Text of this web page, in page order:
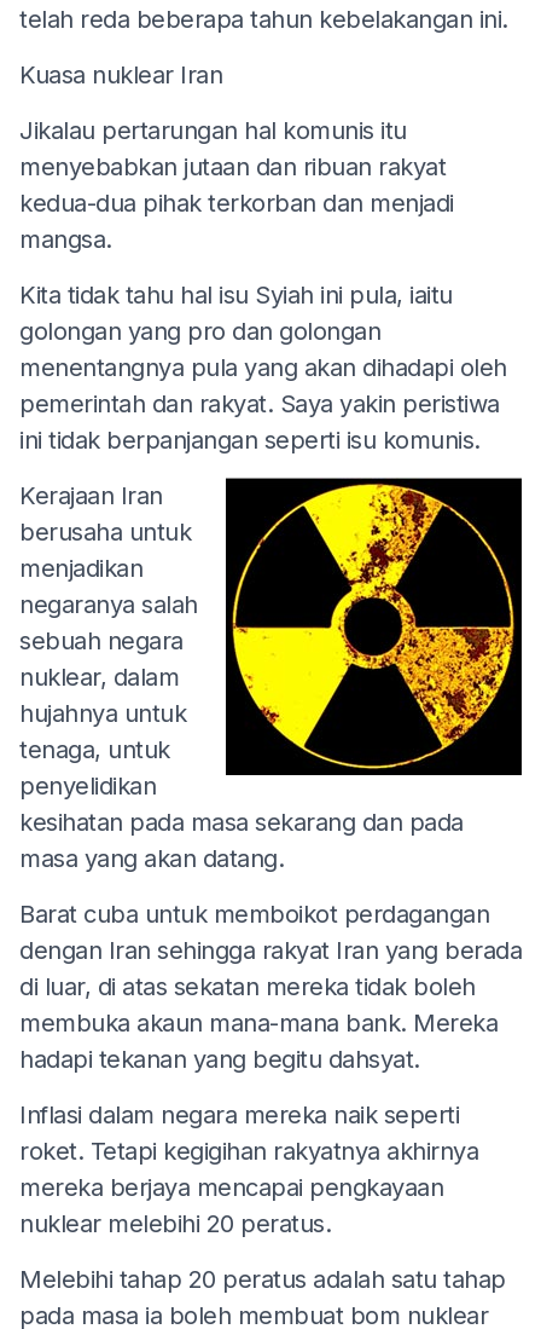
telah reda beberapa tahun kebelakangan ini.
Kuasa nuklear Iran
Jikalau pertarungan hal komunis itu
menyebabkan jutaan dan ribuan rakyat
kedua-dua pihak terkorban dan menjadi
mangsa.
Kita tidak tahu hal isu Syiah ini pula, iaitu
golongan yang pro dan golongan
menentangnya pula yang akan dihadapi oleh
pemerintah dan rakyat. Saya yakin peristiwa
ini tidak berpanjangan seperti isu komunis.
Kerajaan Iran
berusaha untuk
menjadikan
negaranya salah
sebuah negara
nuklear, dalam
hujahnya untuk
tenaga, untuk
penyelidikan
kesihatan pada masa sekarang dan pada
masa yang akan datang.
Barat cuba untuk memboikot perdagangan
dengan Iran sehingga rakyat Iran yang berada
di luar, di atas sekatan mereka tidak boleh
membuka akaun mana-mana bank. Mereka
hadapi tekanan yang begitu dahsyat.
Inflasi dalam negara mereka naik seperti
roket. Tetapi kegigihan rakyatnya akhirnya
mereka berjaya mencapai pengkayaan
nuklear melebihi 20 peratus.
Melebihi tahap 20 peratus adalah satu tahap
pada masa ia boleh membuat bom nuklear